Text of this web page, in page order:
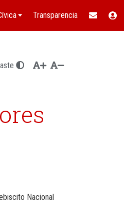
Transparencia
Nacional